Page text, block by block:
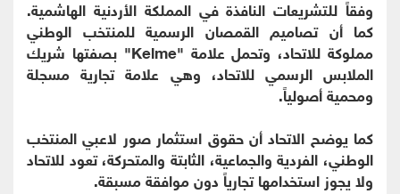
وفقاً للتشريعات النافذة في المملكة الأردنية الهاشمية.
كما أن تصاميم القمصان الرسمية للمنتخب الوطني
مملوكة للاتحاد، وتحمل علامة "Kelme" بصفتها شريك
الملابس الرسمي للاتحاد، وهي علامة تجارية مسجلة
ومحمية أصولياً.
كما يوضح الاتحاد أن حقوق استثمار صور لاعبي المنتخب
الوطني، الفردية والجماعية، الثابتة والمتحركة، تعود للاتحاد
ولا يجوز استخدامها تجارياً دون موافقة مسبقة.